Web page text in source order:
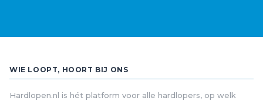
WIE LOOPT, HOORT BIJ ONS
Hardlopen.nl is hét platform voor alle hardlopers, op welk